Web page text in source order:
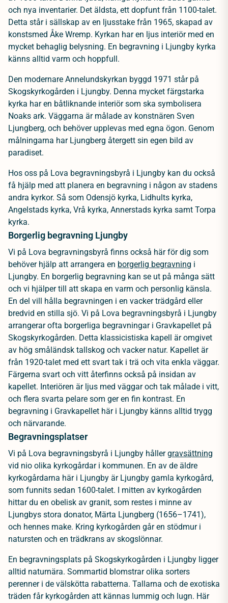
och nya inventarier. Det äldsta, ett dopfunt från 1100-talet.
Detta står i sällskap av en ljusstake från 1965, skapad av
konstsmed Åke Wremp. Kyrkan har en ljus interiör med en
mycket behaglig belysning. En begravning i Ljungby kyrka
känns alltid varm och hoppfull.
Den modernare Annelundskyrkan byggd 1971 står på
Skogskyrkogården i Ljungby. Denna mycket färgstarka
kyrka har en båtliknande interiör som ska symbolisera
Noaks ark. Väggarna är målade av konstnären Sven
Ljungberg, och behöver upplevas med egna ögon. Genom
målningarna har Ljungberg återgett sin egen bild av
paradiset.
Hos oss på Lova begravningsbyrå i Ljungby kan du också
få hjälp med att planera en begravning i någon av stadens
andra kyrkor. Så som Odensjö kyrka, Lidhults kyrka,
Angelstads kyrka, Vrå kyrka, Annerstads kyrka samt Torpa
kyrka.
Borgerlig begravning Ljungby
Vi på Lova begravningsbyrå finns också här för dig som
behöver hjälp att arrangera en borgerlig begravning i
Ljungby. En borgerlig begravning kan se ut på många sätt
och vi hjälper till att skapa en varm och personlig känsla.
En del vill hålla begravningen i en vacker trädgård eller
bredvid en stilla sjö. Vi på Lova begravningsbyrå i Ljungby
arrangerar ofta borgerliga begravningar i Gravkapellet på
Skogskyrkogården. Detta klassicistiska kapell är omgivet
av hög småländsk tallskog och vacker natur. Kapellet är
från 1920-talet med ett svart tak i trä och vita enkla väggar.
Färgerna svart och vitt återfinns också på insidan av
kapellet. Interiören är ljus med väggar och tak målade i vitt,
och flera svarta pelare som ger en fin kontrast. En
begravning i Gravkapellet här i Ljungby känns alltid trygg
och närvarande.
Begravningsplatser
Vi på Lova begravningsbyrå i Ljungby hållergravsättning
vid nio olika kyrkogårdar i kommunen. En av de äldre
kyrkogårdarna här i Ljungby är Ljungby gamla kyrkogård,
som funnits sedan 1600-talet. I mitten av kyrkogården
hittar du en obelisk av granit, som restes i minne av
Ljungbys stora donator, Märta Ljungberg (1656–1741),
och hennes make. Kring kyrkogården går en stödmur i
natursten och en trädkrans av skogslönnar.
En begravningsplats på Skogskyrkogården i Ljungby ligger
alltid naturnära. Sommartid blomstrar olika sorters
perenner i de välskötta rabatterna. Tallarna och de exotiska
träden får kyrkogården att kännas lummig och lugn. Här